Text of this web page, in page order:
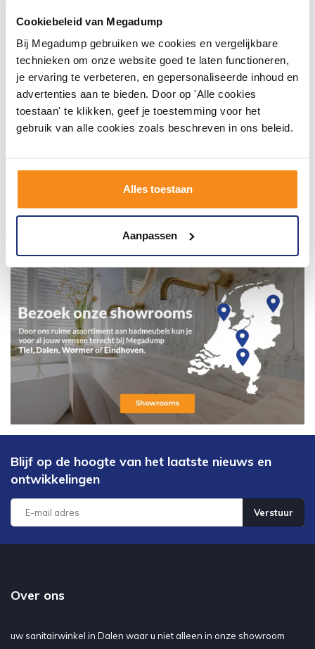
Cookiebeleid van Megadump
Bij Megadump gebruiken we cookies en vergelijkbare
technieken om onze website goed te laten functioneren,
je ervaring te verbeteren, en gepersonaliseerde inhoud en
advertenties aan te bieden. Door op 'Alle cookies
toestaan' te klikken, geef je toestemming voor het
gebruik van alle cookies zoals beschreven in ons beleid.
Alles toestaan
Aanpassen
en tag @megadumpnl. Samen bouwen we een
inspirerende omgeving vol met unieke
badkamerstijlen. Doe je mee?
Blijf op de hoogte van het laatste nieuws en
ontwikkelingen
Verstuur
Over ons
uw sanitairwinkel in Dalen waar u niet alleen in onze showroom